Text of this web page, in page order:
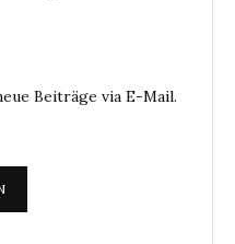
Beiträge via E-Mail.